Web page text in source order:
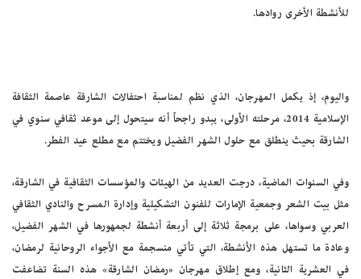
للأنشطة الأخرى روادها.
واليوم، إذ يكمل المهرجان، الذي نظم لمناسبة احتفالات الشارقة عاصمة الثقافة
الإسلامية 2014، مرحلته الأولى، يبدو راجحاً أنه سيتحول إلى موعد ثقافي سنوي في
الشارقة بحيث ينطلق مع حلول الشهر الفضيل ويختتم مع مطلع عيد الفطر.
وفي السنوات الماضية، درجت العديد من الهيئات والمؤسسات الثقافية في الشارقة،
مثل بيت الشعر وجمعية الإمارات للفنون التشكيلية وإدارة المسرح والنادي الثقافي
العربي وسواها، على برمجة ثلاثة إلى أربعة أنشطة لجمهورها في الشهر الفضيل،
وعادة ما تستهل هذه الأنشطة، التي تأتي منسجمة مع الأجواء الروحانية لرمضان،
في العشرية الثانية، ومع إطلاق مهرجان «رمضان الشارقة» هذه السنة تضاعفت